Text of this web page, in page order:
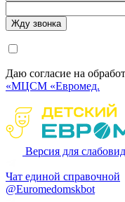
Даю согласие на
«МЦСМ «Евромед.
Версия для
Чат единой справочной
@Euromedomskbot